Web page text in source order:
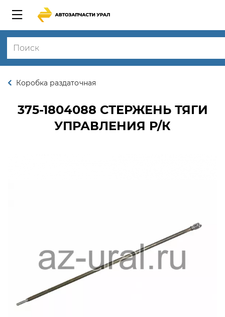
Коробка раздаточная
375-1804088 СТЕРЖЕНЬ ТЯГИ
УПРАВЛЕНИЯ Р/К